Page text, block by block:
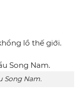
lồ thế giới.
Song Nam.